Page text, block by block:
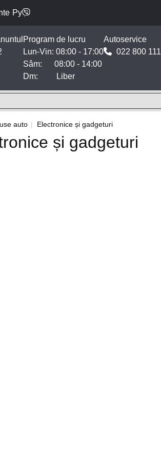
Ру
Program de lucru
Lun-Vin: 08:00 - 17:00
Sâm: 08:00 - 14:00
Dm: Liber
Autoservice
022 800 111
auto Electronice și gadgeturi
și gadgeturi